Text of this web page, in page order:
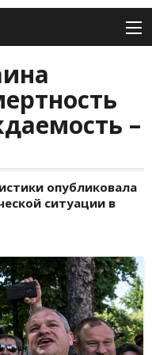
–
опубликовала
ситуации в